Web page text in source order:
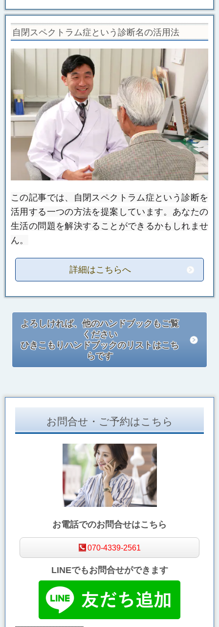
自閉スペクトラム症という診断名の活用法
この記事では、自閉スペクトラム症という診断を
活用する一つの方法を提案しています。 あなたの
生活の問題を解決することができるかもしれませ
ん。
詳細はこちらへ
よろしければ、他のハンドブックもご覧
ください
ひきこもりハンドブックのリストはこち
らです
お問合せ・ご予約はこちら
お電話でのお問合せはこちら
070-4339-2561
LINEでもお問合せができます